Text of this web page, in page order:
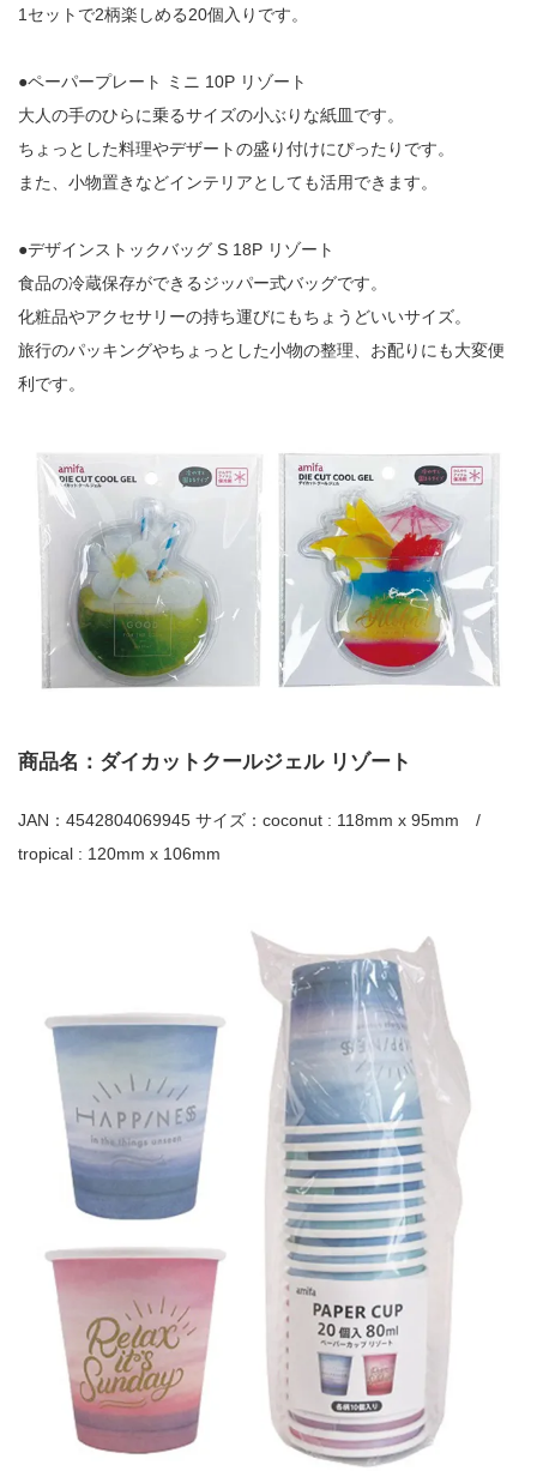
1セットで2柄楽しめる20個入りです。
●ペーパープレート ミニ 10P リゾート
大人の手のひらに乗るサイズの小ぶりな紙皿です。
ちょっとした料理やデザートの盛り付けにぴったりです。
また、小物置きなどインテリアとしても活用できます。
●デザインストックバッグ S 18P リゾート
食品の冷蔵保存ができるジッパー式バッグです。
化粧品やアクセサリーの持ち運びにもちょうどいいサイズ。
旅行のパッキングやちょっとした小物の整理、お配りにも大変便
利です。
商品名：ダイカットクールジェル リゾート
JAN：4542804069945 サイズ：coconut : 118mm x 95mm /
tropical : 120mm x 106mm